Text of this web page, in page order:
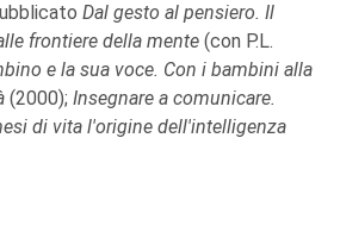
Dal gesto al pensiero. Il
frontiere della mente (con P.L.
e la sua voce. Con i bambini alla
(2000); Insegnare a comunicare.
di vita l'origine dell'intelligenza